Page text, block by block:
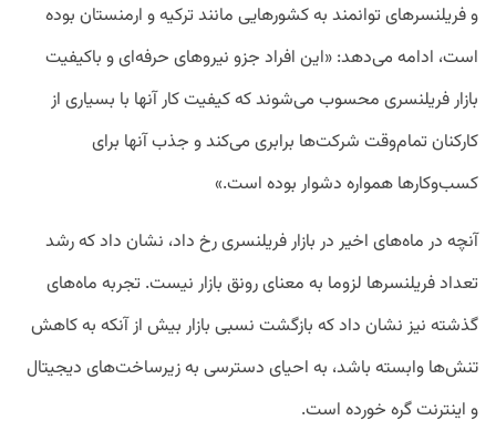
و فریلنسرهای توانمند به کشورهایی مانند ترکیه و ارمنستان بوده
است، ادامه می‌دهد: «این افراد جزو نیروهای حرفه‌ای و باکیفیت
بازار فریلنسری محسوب می‌شوند که کیفیت کار آنها با بسیاری از
کارکنان تمام‌وقت شرکت‌ها برابری می‌کند و جذب آنها برای
کسب‌وکارها همواره دشوار بوده است.»
آنچه در ماه‌های اخیر در بازار فریلنسری رخ داد، نشان داد که رشد
تعداد فریلنسرها لزوما به معنای رونق بازار نیست. تجربه ماه‌های
گذشته نیز نشان داد که بازگشت نسبی بازار بیش از آنکه به کاهش
تنش‌ها وابسته باشد، به احیای دسترسی به زیرساخت‌های دیجیتال
و اینترنت گره خورده است.